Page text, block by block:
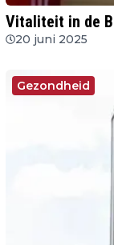
Vitaliteit in de
20 juni 2025
Gezondheid